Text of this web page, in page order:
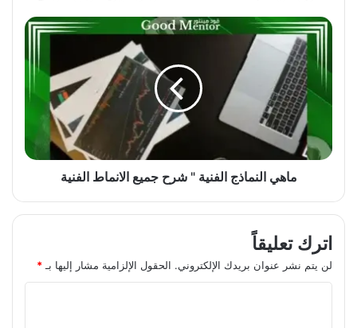
ماهي
النماذج
الفنية
"
شرح
جميع
الانماط
الفنية
ماهي النماذج الفنية " شرح جميع الانماط الفنية
اترك تعليقاً
لن يتم نشر عنوان بريدك الإلكتروني. الحقول الإلزامية مشار إليها بـ *